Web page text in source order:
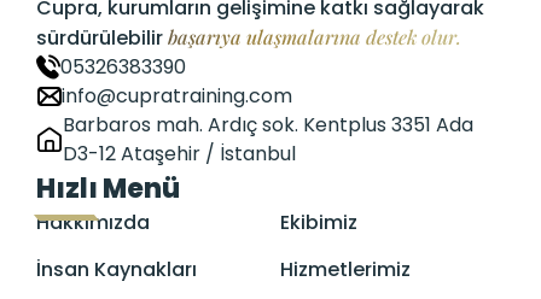
Cupra, kurumların gelişimine katkı sağlayarak
sürdürülebilirbaşarıya ulaşmalarına destek olur.
05326383390
info@cupratraining.com
Barbaros mah. Ardıç sok. Kentplus 3351 Ada
D3-12 Ataşehir / İstanbul
Hızlı Menü
Hakkımızda
Ekibimiz
İnsan Kaynakları
Hizmetlerimiz